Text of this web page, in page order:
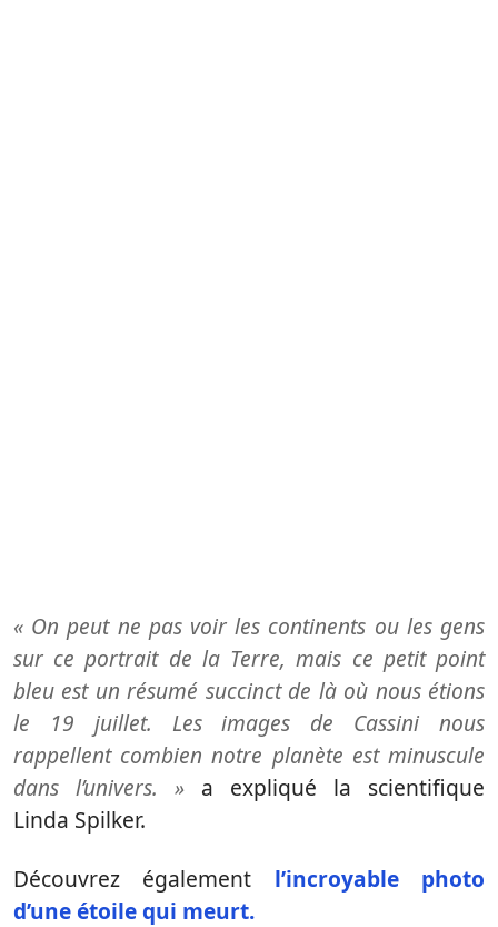
« On peut ne pas voir les continents ou les gens
sur ce portrait de la Terre, mais ce petit point
bleu est un résumé succinct de là où nous étions
le 19 juillet. Les images de Cassini nous
rappellent combien notre planète est minuscule
dans l’univers. » a expliqué la scientifique
Linda Spilker.
Découvrez également l’incroyable photo
d’une étoile qui meurt.